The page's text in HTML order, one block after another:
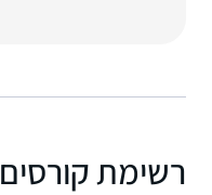
רשימת קורסים